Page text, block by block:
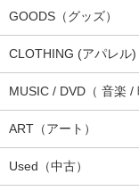
GOODS（グッズ）
CLOTHING (アパレル)
MUSIC / DVD（ 音楽 /
ART（アート）
Used（中古）